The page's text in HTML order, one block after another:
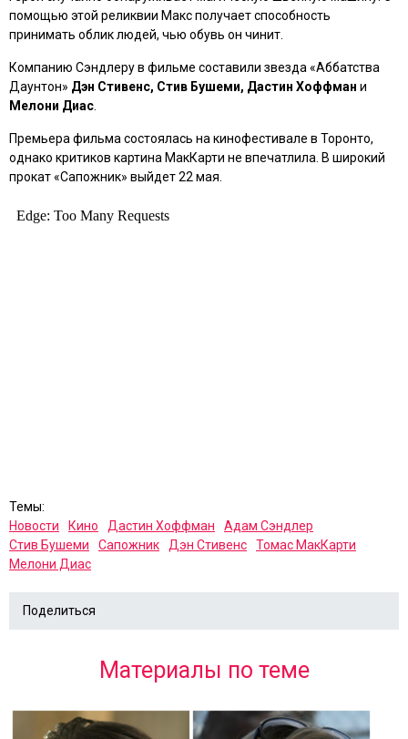
помощью этой реликвии Макс получает способность
принимать облик людей, чью обувь он чинит.
Компанию Сэндлеру в фильме составили звезда «Аббатства
Даунтон» Дэн Стивенс, Стив Бушеми, Дастин Хоффман и
Мелони Диас
Премьера фильма состоялась на кинофестивале в Торонто,
однако критиков картина МакКарти не впечатлила. В широкий
прокат«Сапожник» выйдет 22 мая.
Темы:
Новости
Кино Дастин Хоффман
Адам Сэндлер
Стив Бушеми
Сапожник Дэн Стивенс
Томас МакКарти
Мелони Диас
Поделиться
Материалы по теме